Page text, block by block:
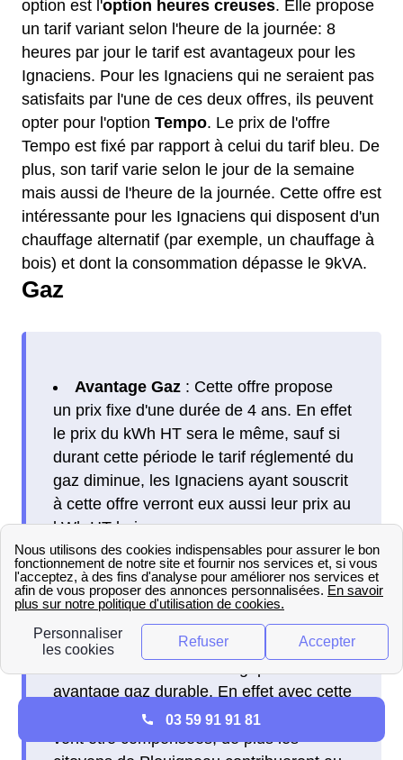
option est l'option heures creuses. Elle propose
un tarif variant selon l'heure de la journée: 8
heures par jour le tarif est avantageux pour les
Ignaciens. Pour les Ignaciens qui ne seraient pas
satisfaits par l'une de ces deux offres, ils peuvent
opter pour l'option Tempo. Le prix de l'offre
Tempo est fixé par rapport à celui du tarif bleu. De
plus, son tarif varie selon le jour de la semaine
mais aussi de l'heure de la journée. Cette offre est
intéressante pour les Ignaciens qui disposent d'un
chauffage alternatif (par exemple, un chauffage à
bois) et dont la consommation dépasse le 9kVA.
Gaz
Avantage Gaz: Cette offre propose
un prix fixe d'une durée de 4 ans. En effet
le prix du kWh HT sera le même, sauf si
durant cette période le tarif réglementé du
gaz diminue, les Ignaciens ayant souscrit
à cette offre verront eux aussi leur prix au
kWh HT baisser.
Avantage Gaz Durable: Les
Ignaciens peuvent également retrouver
cette offre à Plouigneau, cette offre est
sensiblement identique à sa grande soeur
avantage gaz. Ce qui différencie les deux
avantage gaz durable. En effet avec cette
offre les émission de CO2 des Ignaciens
vont être compensées, de plus les
03 59 91 91 81